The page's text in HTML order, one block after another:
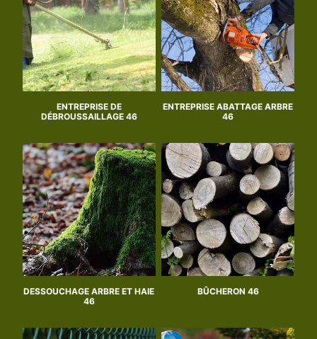
ENTREPRISE DE
DÉBROUSSAILLAGE 46
ENTREPRISE ABATTAGE ARBRE
46
DESSOUCHAGE ARBRE ET HAIE
46
BÛCHERON 46